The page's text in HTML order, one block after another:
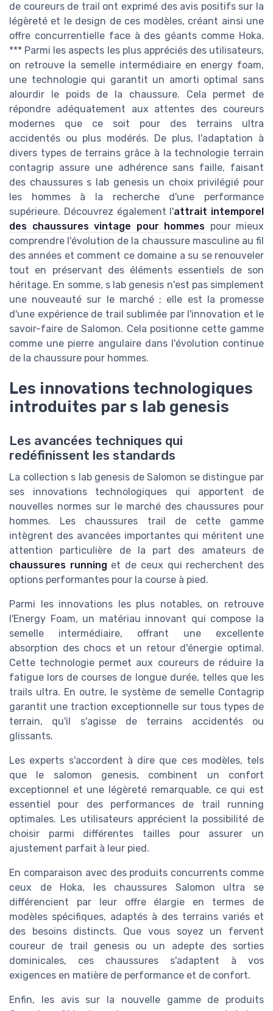
de coureurs de trail ont exprimé des avis positifs sur la
légèreté et le design de ces modèles, créant ainsi une
offre concurrentielle face à des géants comme Hoka.
*** Parmi les aspects les plus appréciés des utilisateurs,
on retrouve la semelle intermédiaire en energy foam,
une technologie qui garantit un amorti optimal sans
alourdir le poids de la chaussure. Cela permet de
répondre adéquatement aux attentes des coureurs
modernes que ce soit pour des terrains ultra
accidentés ou plus modérés. De plus, l'adaptation à
divers types de terrains grâce à la technologie terrain
contagrip assure une adhérence sans faille, faisant
des chaussures s lab genesis un choix privilégié pour
les hommes à la recherche d'une performance
supérieure. Découvrez également l'attrait intemporel
des chaussures vintage pour hommes pour mieux
comprendre l'évolution de la chaussure masculine au fil
des années et comment ce domaine a su se renouveler
tout en préservant des éléments essentiels de son
héritage. En somme, s lab genesis n'est pas simplement
une nouveauté sur le marché ; elle est la promesse
d'une expérience de trail sublimée par l'innovation et le
savoir-faire de Salomon. Cela positionne cette gamme
comme une pierre angulaire dans l'évolution continue
de la chaussure pour hommes.
Les innovations technologiques
introduites par s lab genesis
Les avancées techniques qui
redéfinissent les standards
La collection s lab genesis de Salomon se distingue par
ses innovations technologiques qui apportent de
nouvelles normes sur le marché des chaussures pour
hommes. Les chaussures trail de cette gamme
intègrent des avancées importantes qui méritent une
attention particulière de la part des amateurs de
chaussures running et de ceux qui recherchent des
options performantes pour la course à pied.
Parmi les innovations les plus notables, on retrouve
l'Energy Foam, un matériau innovant qui compose la
semelle intermédiaire, offrant une excellente
absorption des chocs et un retour d'énergie optimal.
Cette technologie permet aux coureurs de réduire la
fatigue lors de courses de longue durée, telles que les
trails ultra. En outre, le système de semelle Contagrip
garantit une traction exceptionnelle sur tous types de
terrain, qu'il s'agisse de terrains accidentés ou
glissants.
Les experts s'accordent à dire que ces modèles, tels
que le salomon genesis, combinent un confort
exceptionnel et une légèreté remarquable, ce qui est
essentiel pour des performances de trail running
optimales. Les utilisateurs apprécient la possibilité de
choisir parmi différentes tailles pour assurer un
ajustement parfait à leur pied.
En comparaison avec des produits concurrents comme
ceux de Hoka, les chaussures Salomon ultra se
différencient par leur offre élargie en termes de
modèles spécifiques, adaptés à des terrains variés et
des besoins distincts. Que vous soyez un fervent
coureur de trail genesis ou un adepte des sorties
dominicales, ces chaussures s'adaptent à vos
exigences en matière de performance et de confort.
Enfin, les avis sur la nouvelle gamme de produits